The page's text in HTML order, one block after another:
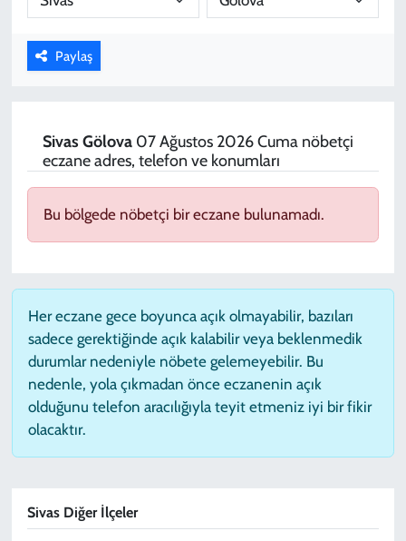
Paylaş
Sivas Gölova07 Ağustos 2026 Cuma nöbetçi
eczane adres, telefon ve konumları
Bu bölgede nöbetçi bir eczane bulunamadı.
Her eczane gece boyunca açık olmayabilir, bazıları
sadece gerektiğinde açık kalabilir veya beklenmedik
durumlar nedeniyle nöbete gelemeyebilir. Bu
nedenle, yola çıkmadan önce eczanenin açık
olduğunu telefon aracılığıyla teyit etmeniz iyi bir fikir
olacaktır.
Sivas Diğer İlçeler